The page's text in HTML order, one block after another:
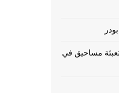
مساحيق في